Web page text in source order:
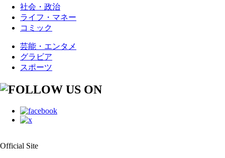
社会・政治
ライフ・マネー
コミック
芸能・エンタメ
グラビア
スポーツ
Official Site